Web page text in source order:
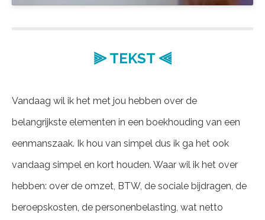
⫸ TEKST ⫷
Vandaag wil ik het met jou hebben over de
belangrijkste elementen in een boekhouding van een
eenmanszaak. Ik hou van simpel dus ik ga het ook
vandaag simpel en kort houden. Waar wil ik het over
hebben: over de omzet, BTW, de sociale bijdragen, de
beroepskosten, de personenbelasting, wat netto